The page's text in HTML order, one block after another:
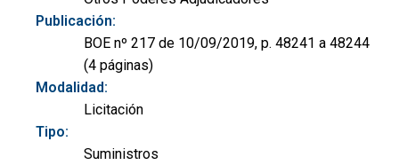
Publicación:
BOE nº 217 de 10/09/2019, p. 48241 a 48244
(4 páginas)
Modalidad:
Licitación
Tipo:
Suministros